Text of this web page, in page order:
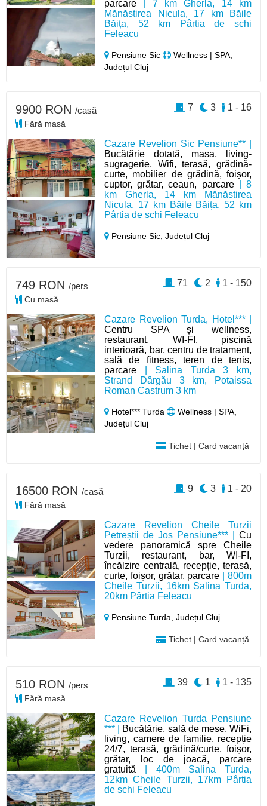
parcare | 7 km Gherla, 14 km
Mănăstirea Nicula, 17 km Băile
Băița, 52 km Pârtia de schi
Feleacu
Pensiune Sic
Wellness | SPA,
Județul Cluj
Cazare Revelion Sic Pensiune** |
Bucătărie dotată, masa, living-
sugragerie, Wifi, terasă, grădină-
curte, mobilier de grădină, foișor,
cuptor, grătar, ceaun, parcare| 8
km Gherla, 14 km Mănăstirea
Nicula, 17 km Băile Băița, 52 km
Pârtia de schi Feleacu
Pensiune Sic,Județul Cluj
9900 RON /casă
Fără masă
1 - 16
3
7
Cazare Revelion Turda, Hotel*** |
Centru SPA și wellness,
restaurant, WI-FI, piscină
interioară, bar, centru de tratament,
sală de fitness, teren de tenis,
parcare | Salina Turda 3 km,
Strand Dârgău 3 km, Potaissa
Roman Castrum 3 km
Hotel*** Turda
Wellness | SPA,
Județul Cluj
Tichet | Card vacanță
749 RON /pers
Cu masă
1 - 150
2
71
Cazare Revelion Cheile Turzii
Petreștii de Jos Pensiune*** | Cu
vedere panoramică spre Cheile
Turzii, restaurant, bar, WI-FI,
încălzire centrală, recepție, terasă,
curte, foișor, grătar, parcare | 800m
Cheile Turzii, 16km Salina Turda,
20km Pârtia Feleacu
Pensiune Turda,Județul Cluj
Tichet | Card vacanță
16500 RON /casă
Fără masă
1 - 20
3
9
Cazare Revelion Turda Pensiune
*** | Bucătărie, sală de mese, WiFi,
living, camere de familie, recepție
24/7, terasă, grădină/curte, foișor,
grătar, loc de joacă, parcare
gratuită | 400m Salina Turda,
12km Cheile Turzii, 17km Pârtia
de schi Feleacu
510 RON /pers
Fără masă
1 - 135
1
39